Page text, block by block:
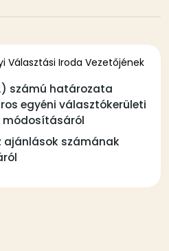
Választási Iroda Vezetőjének
számú határozata
egyéni választókerületi
módosításáról
ajánlások számának